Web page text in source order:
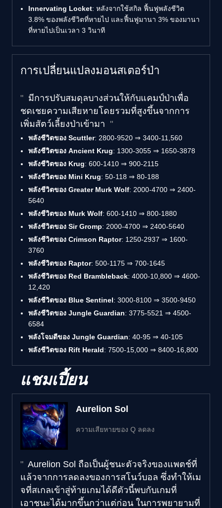
Innervating Locket: หลังจากใช้สกิล ฟื้นฟูพลังชีวิต
3.8% ของพลังชีวิตที่หายไป และฟื้นฟูมานา 3% ของมานา
ที่หายไปเป็นเวลา 3 วินาที
การเปลี่ยนแปลงมอนสเตอร์ป่า
มีการปรับสมดุลบางส่วนให้กับแคมป์ป่าเพื่อ
ชดเชยความเสียหายโดยรวมที่สูงขึ้นจากการ
เพิ่มสัตว์เลี้ยงป่าเข้ามา
พลังชีวิตของ Scuttler: 2800-9520 ⇒ 3400-11,560
พลังชีวิตของ Ancient Krug: 1300-3055 ⇒ 1650-3878
พลังชีวิตของ Krug: 600-1410 ⇒ 900-2115
พลังชีวิตของ Mini Krug: 50-118 ⇒ 80-188
พลังชีวิตของ Greater Murk Wolf: 2000-4700 ⇒ 2400-
5640
พลังชีวิตของ Murk Wolf: 600-1410 ⇒ 800-1880
พลังชีวิตของ Sir Gromp: 2000-4700 ⇒ 2400-5640
พลังชีวิตของ Crimson Raptor: 1250-2937 ⇒ 1600-
3760
พลังชีวิตของ Raptor: 500-1175 ⇒ 700-1645
พลังชีวิตของ Red Brambleback: 4000-10,800 ⇒ 4600-
12,420
พลังชีวิตของ Blue Sentinel: 3000-8100 ⇒ 3500-9450
พลังชีวิตของ Jungle Guardian: 3775-5521 ⇒ 4500-
6584
พลังโจมตีของ Jungle Guardian: 40-95 ⇒ 40-105
พลังชีวิตของ Rift Herald: 7500-15,000 ⇒ 8400-16,800
แชมเปี้ยน
Aurelion Sol
ความเสียหายของ Q ลดลง
Aurelion Sol ถือเป็นผู้ชนะตัวจริงของแพตช์ที่
แล้วจากการลดลงของการสโนว์บอล ซึ่งทำให้เม
จที่สเกลเข้าสู่ท้ายเกมได้ดีตัวนี้พบกับเกมที่
เอาชนะได้มากขึ้นกว่าแต่ก่อน ในการพยายามที่